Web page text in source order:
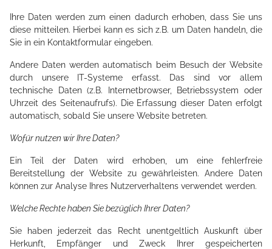
Ihre Daten werden zum einen dadurch erhoben, dass Sie uns
diese mitteilen. Hierbei kann es sich z.B. um Daten handeln, die
Sie in ein Kontaktformular eingeben.
Andere Daten werden automatisch beim Besuch der Website
durch unsere IT-Systeme erfasst. Das sind vor allem
technische Daten (z.B. Internetbrowser, Betriebssystem oder
Uhrzeit des Seitenaufrufs). Die Erfassung dieser Daten erfolgt
automatisch, sobald Sie unsere Website betreten.
Wofür nutzen wir Ihre Daten?
Ein Teil der Daten wird erhoben, um eine fehlerfreie
Bereitstellung der Website zu gewährleisten. Andere Daten
können zur Analyse Ihres Nutzerverhaltens verwendet werden.
Welche Rechte haben Sie bezüglich Ihrer Daten?
Sie haben jederzeit das Recht unentgeltlich Auskunft über
Herkunft, Empfänger und Zweck Ihrer gespeicherten